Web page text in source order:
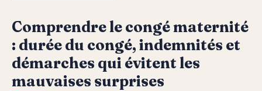
Comprendre le congé maternité
: durée du congé, indemnités et
démarches qui évitent les
mauvaises surprises